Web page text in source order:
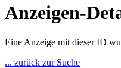
Anzeigen-
Eine Anzeige mit dieser ID
... zurück zur Suche